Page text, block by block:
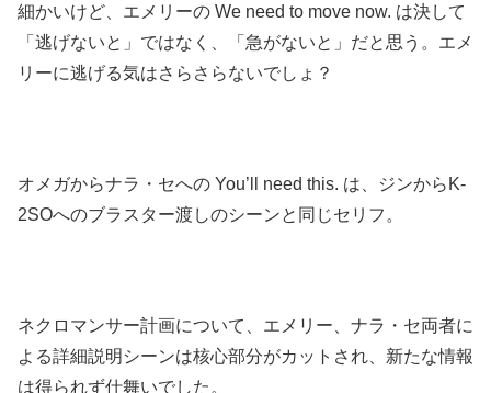
細かいけど、エメリーの We need to move now. は決して
「逃げないと」ではなく、「急がないと」だと思う。エメ
リーに逃げる気はさらさらないでしょ？
オメガからナラ・セへの You’ll need this. は、ジンからK-
2SOへのブラスター渡しのシーンと同じセリフ。
ネクロマンサー計画について、エメリー、ナラ・セ両者に
よる詳細説明シーンは核心部分がカットされ、新たな情報
は得られず仕舞いでした。